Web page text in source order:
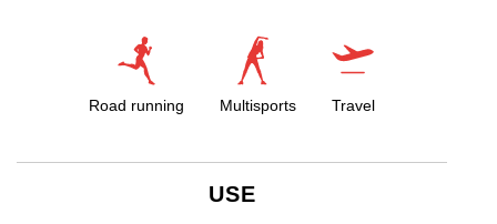
Road running Multisports Travel
USE